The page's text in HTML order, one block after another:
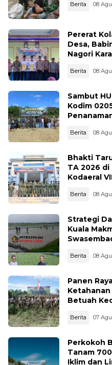
Berita 08
Pererat
Desa,
Nagori
Berita 08
Sambut
Kodim
Berita 08
Bhakti
TA 2026 di
Kodaeral
Berita 08
Strategi
Kuala
Berita 08
Panen
Betuah
Berita 07
Perkokoh
Tanam
Iklim dan